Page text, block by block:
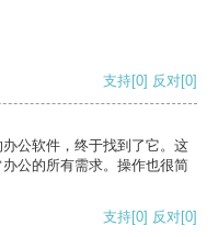
支持[0] 反对[0]
公软件，终于找到了它。这
公的所有需求。操作也很简
支持[0] 反对[0]